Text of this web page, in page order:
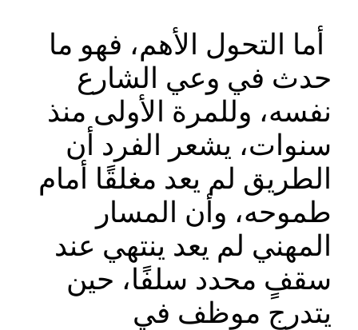
أما التحول الأهم، فهو ما
حدث في وعي الشارع
نفسه، وللمرة الأولى منذ
سنوات، يشعر الفرد أن
الطريق لم يعد مغلقًا أمام
طموحه، وأن المسار
المهني لم يعد ينتهي عند
سقفٍ محدد سلفًا، حين
يتدرج موظف في